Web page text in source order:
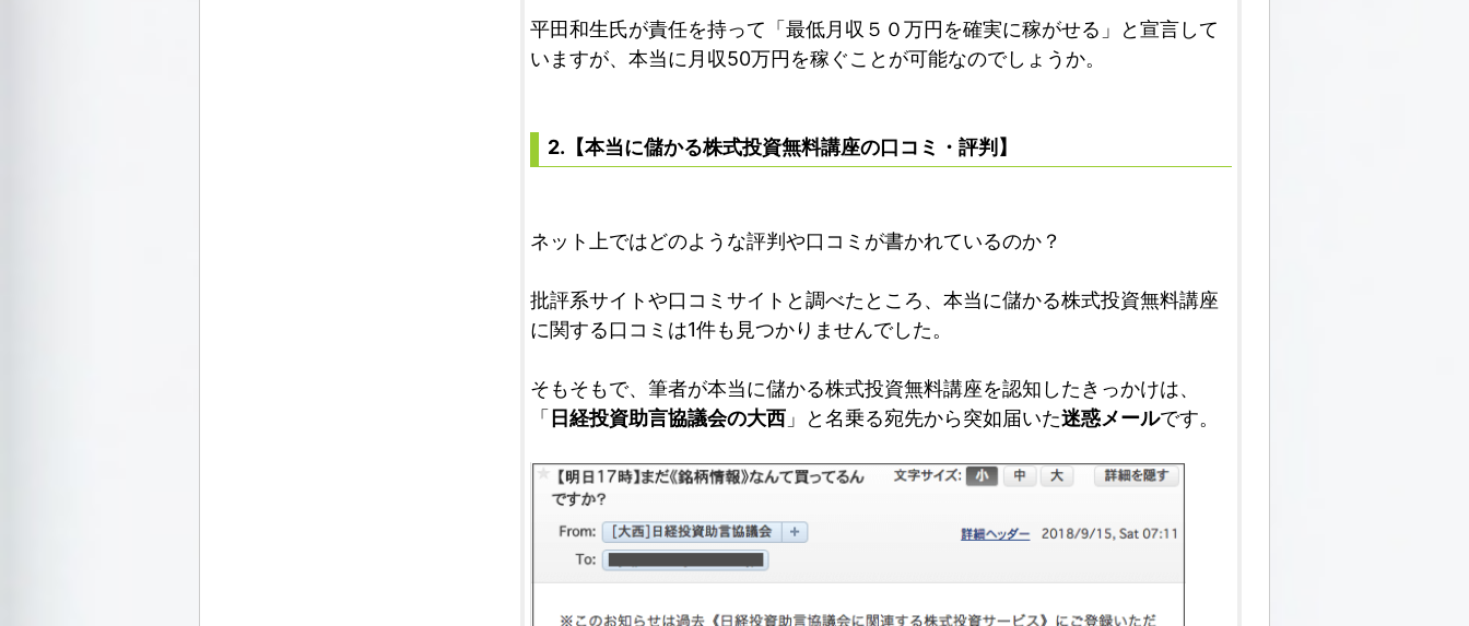
平田和生氏が責任を持って「最低月収５０万円を確実に稼がせる」と宣言して
いますが、本当に月収50万円を稼ぐことが可能なのでしょうか。
2.【本当に儲かる株式投資無料講座の口コミ・評判】
ネット上ではどのような評判や口コミが書かれているのか？
批評系サイトや口コミサイトと調べたところ、本当に儲かる株式投資無料講座
に関する口コミは1件も見つかりませんでした。
そもそもで、筆者が本当に儲かる株式投資無料講座を認知したきっかけは、
「 日経投資助言協議会の大西 」と名乗る宛先から突如届いた迷惑メールです。